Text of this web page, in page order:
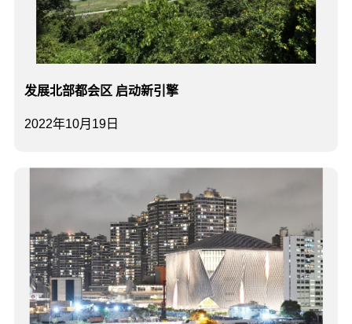
2022年10月19日
发展北部都会区 启动新引擎